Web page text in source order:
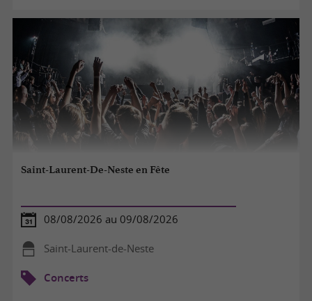
Saint-Laurent-De-Neste en Fête
08/08/2026 au 09/08/2026
Saint-Laurent-de-Neste
Concerts